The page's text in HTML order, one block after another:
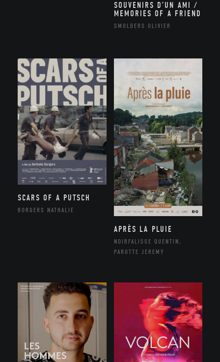
SOUVENIRS D’UN AMI /
MEMORIES OF A FRIEND
SMOLDERS OLIVIER
SCARS OF A PUTSCH
BORGERS NATHALIE
APRÈS LA PLUIE
NOIRFALISSE QUENTIN,
PAROTTE JEREMY